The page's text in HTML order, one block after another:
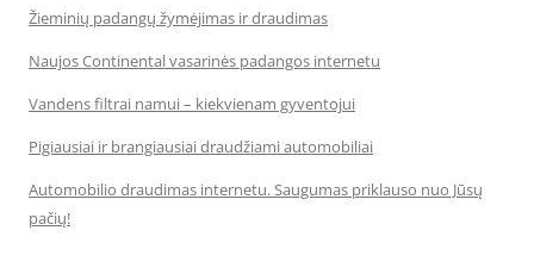
Žieminių padangų žymėjimas ir draudimas
Naujos Continental vasarinės padangos internetu
Vandens filtrai namui – kiekvienam gyventojui
Pigiausiai ir brangiausiai draudžiami automobiliai
Automobilio draudimas internetu. Saugumas priklauso nuo Jūsų
pačių!